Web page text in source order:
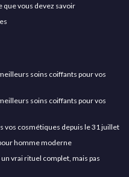
que vous devez savoir
soins coiffants pour vos
soins coiffants pour vos
vos cosmétiques depuis le 31 juillet
homme moderne
un vrai rituel complet, mais pas